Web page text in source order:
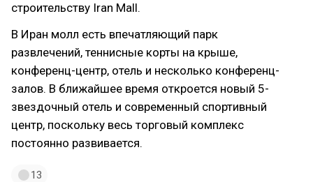
строительству Iran Mall.
В Иран молл есть впечатляющий парк
развлечений, теннисные корты на крыше,
конференц-центр, отель и несколько конференц-
залов. В ближайшее время откроется новый 5-
звездочный отель и современный спортивный
центр, поскольку весь торговый комплекс
постоянно развивается.
13